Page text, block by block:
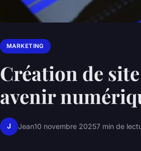
MARKETING
Création de
avenir
J Jean10 novembre 20257 min de